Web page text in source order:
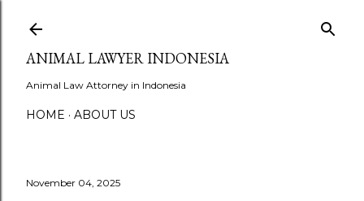
ANIMAL LAWYER INDONESIA
Animal Law Attorney in Indonesia
HOME ABOUT US
November 04, 2025